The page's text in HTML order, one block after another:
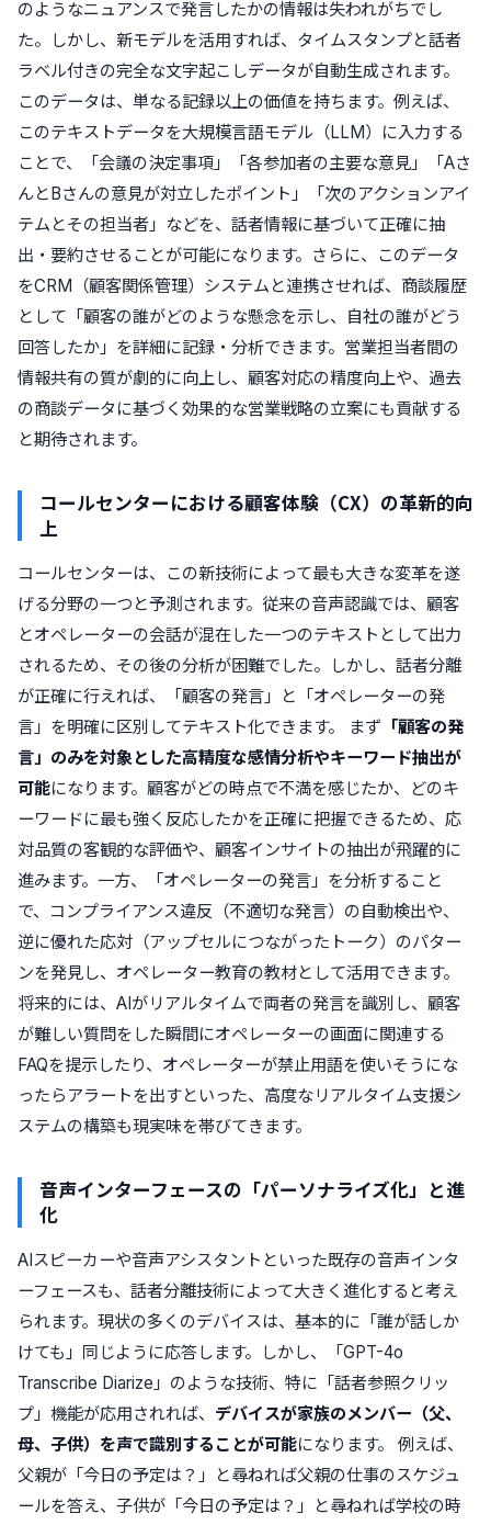
のようなニュアンスで発言したかの情報は失われがちでし
た。しかし、新モデルを活用すれば、タイムスタンプと話者
ラベル付きの完全な文字起こしデータが自動生成されます。
このデータは、単なる記録以上の価値を持ちます。例えば、
このテキストデータを大規模言語モデル（LLM）に入力する
ことで、「会議の決定事項」「各参加者の主要な意見」「Aさ
んとBさんの意見が対立したポイント」「次のアクションアイ
テムとその担当者」などを、話者情報に基づいて正確に抽
出・要約させることが可能になります。さらに、このデータ
をCRM（顧客関係管理）システムと連携させれば、商談履歴
として「顧客の誰がどのような懸念を示し、自社の誰がどう
回答したか」を詳細に記録・分析できます。営業担当者間の
情報共有の質が劇的に向上し、顧客対応の精度向上や、過去
の商談データに基づく効果的な営業戦略の立案にも貢献する
と期待されます。
コールセンターにおける顧客体験（CX）の革新的向
上
コールセンターは、この新技術によって最も大きな変革を遂
げる分野の一つと予測されます。従来の音声認識では、顧客
とオペレーターの会話が混在した一つのテキストとして出力
されるため、その後の分析が困難でした。しかし、話者分離
が正確に行えれば、「顧客の発言」と「オペレーターの発
言」を明確に区別してテキスト化できます。 まず 「顧客の発
言」のみを対象とした高精度な感情分析やキーワード抽出が
可能になります。顧客がどの時点で不満を感じたか、どのキ
ーワードに最も強く反応したかを正確に把握できるため、応
対品質の客観的な評価や、顧客インサイトの抽出が飛躍的に
進みます。一方、「オペレーターの発言」を分析すること
で、コンプライアンス違反（不適切な発言）の自動検出や、
逆に優れた応対（アップセルにつながったトーク）のパター
ンを発見し、オペレーター教育の教材として活用できます。
将来的には、AIがリアルタイムで両者の発言を識別し、顧客
が難しい質問をした瞬間にオペレーターの画面に関連する
FAQを提示したり、オペレーターが禁止用語を使いそうにな
ったらアラートを出すといった、高度なリアルタイム支援シ
ステムの構築も現実味を帯びてきます。
音声インターフェースの「パーソナライズ化」と進
化
AIスピーカーや音声アシスタントといった既存の音声インタ
ーフェースも、話者分離技術によって大きく進化すると考え
られます。現状の多くのデバイスは、基本的に「誰が話しか
けても」同じように応答します。しかし、「GPT-4o
Transcribe Diarize」のような技術、特に「話者参照クリッ
プ」機能が応用されれば、 デバイスが家族のメンバー（父、
母、子供）を声で識別することが可能になります。 例えば、
父親が「今日の予定は？」と尋ねれば父親の仕事のスケジュ
ールを答え、子供が「今日の予定は？」と尋ねれば学校の時